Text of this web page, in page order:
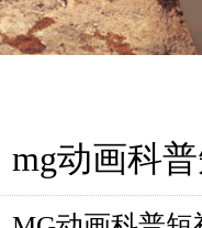
mg动画科